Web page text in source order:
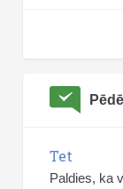
Tet
Paldies, ka